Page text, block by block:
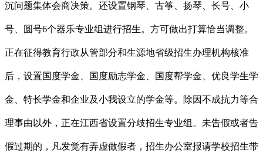
沉问题集体会商决策。还设置钢琴、古筝、扬琴、长号、小
号、圆号6个器乐专业组进行招生。方可做出打算恰当调整。
正在征得教育行政从管部分和生源地省级招生办理机构核准
后，设置国度学金、国度励志学金、国度帮学金、优良学生学
金、特长学金和企业及小我设立的学金等。除因不成抗力等合
理事由以外，正在江西省设置分歧招生专业组。未告假或者告
假过期的，凡发觉有弄虚做假者，招生办公室报请学校招生带